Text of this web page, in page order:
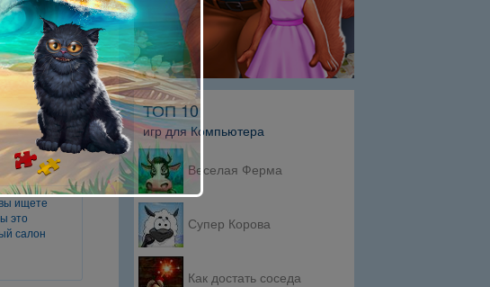
ищете
это
салон
ТОП 10
игр для Компьютера
Веселая Ферма
Супер Корова
Как достать соседа